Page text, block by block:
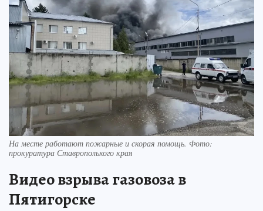
На месте работают пожарные и скорая помощь. Фото:
прокуратура Ставрополького края
Видео взрыва газовоза в
Пятигорске